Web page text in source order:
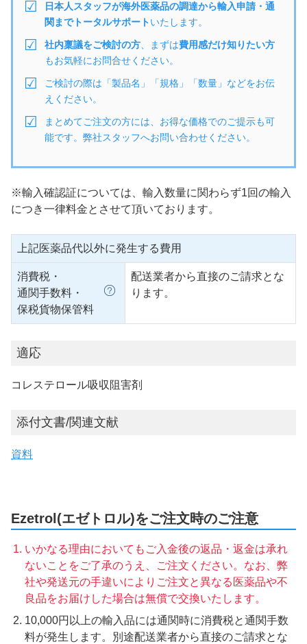
日本人スタッフが海外医薬品の調達から輸入申請・通
関までトータルサポートいたします。
社内稟議をご検討の方 、まずは費用感だけ知りたい方
もお気軽にお問合せください。
ご検討の際は「製品名」「規格」「数量」などをお伝
えください。
まとめてご注文の方には、お得な価格でのご提示も可
能です。弊社スタッフへお問い合わせください。
※輸入確認証については、輸入数量に関わらず1回の輸入
につき一律料金とさせて頂いております。
上記医薬品代以外に発生する費用
消費税・
通関手数料・
保税貨物保管料
配送業者から直接のご請求とな
ります。
適応
コレステロール吸収阻害剤
添付文書/関連文献
資料
Ezetrol(エゼトロル)をご注文時のご注意
いかなる理由においてもご入金後の返品・返金は承れ
ないことをご了承のうえ、ご注文ください。なお、弊
社や発送元の手違いによりご注文と異なる医薬品や不
良品をお届けした場合は無償で交換いたします。
10,000円以上の輸入品には通関時に消費税と通関手数
料が発生します。別途配送業者から直接のご請求とな